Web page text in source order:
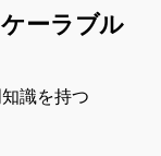
ーラブル
識を持つ